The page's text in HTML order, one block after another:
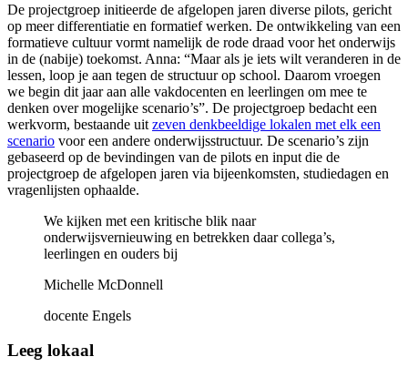
De projectgroep initieerde de afgelopen jaren diverse pilots, gericht
op meer differentiatie en formatief werken. De ontwikkeling van een
formatieve cultuur vormt namelijk de rode draad voor het onderwijs
in de (nabije) toekomst. Anna: “Maar als je iets wilt veranderen in de
lessen, loop je aan tegen de structuur op school. Daarom vroegen
we begin dit jaar aan alle vakdocenten en leerlingen om mee te
denken over mogelijke scenario’s”. De projectgroep bedacht een
werkvorm, bestaande uit zeven denkbeeldige lokalen met elk een
scenario voor een andere onderwijsstructuur. De scenario’s zijn
gebaseerd op de bevindingen van de pilots en input die de
projectgroep de afgelopen jaren via bijeenkomsten, studiedagen en
vragenlijsten ophaalde.
We kijken met een kritische blik naar
onderwijsvernieuwing en betrekken daar collega’s,
leerlingen en ouders bij
Michelle McDonnell
docente Engels
Leeg lokaal